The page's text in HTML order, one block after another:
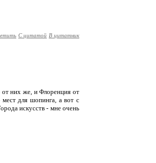
С цитатой В цитатник
от них же, и Флоренция от
для шопинга, а вот с
искусств - мне очень